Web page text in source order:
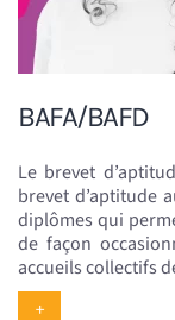
BAFA/BAFD
Le brevet
brevet d’aptitude
diplômes qui
de façon
accueils collectifs
+